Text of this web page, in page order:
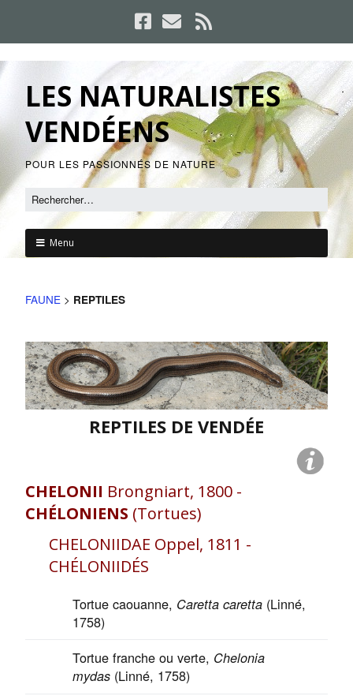
LES NATURALISTES
VENDÉENS
POUR LES PASSIONNÉS DE NATURE
Menu
FAUNE > REPTILES
REPTILES DE VENDÉE
CHELONII Brongniart, 1800 -
CHÉLONIENS (Tortues)
CHELONIIDAE Oppel, 1811 -
CHÉLONIIDÉS
Tortue caouanne, Caretta caretta (Linné,
1758)
Tortue franche ou verte, Chelonia
mydas (Linné, 1758)